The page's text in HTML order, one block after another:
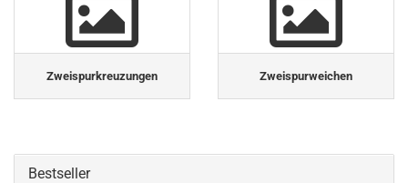
Zweispurkreuzungen Zweispurweichen
Bestseller